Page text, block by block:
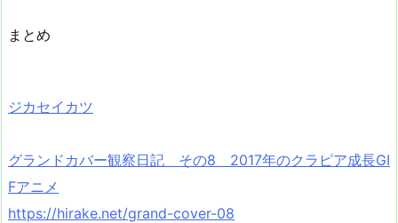
まとめ
ジカセイカツ
グランドカバー観察日記 その8 2017年のクラピア成長GI
Fアニメ
https://hirake.net/grand-cover-08